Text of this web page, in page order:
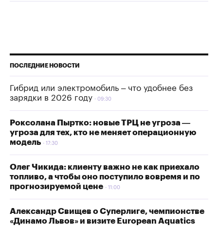
ПОСЛЕДНИЕ НОВОСТИ
Гибрид или электромобиль – что удобнее без
зарядки в 2026 году
09:30
Роксолана Пыртко: новые ТРЦ не угроза —
угроза для тех, кто не меняет операционную
модель
17:30
Олег Чикида: клиенту важно не как приехало
топливо, а чтобы оно поступило вовремя и по
прогнозируемой цене
11:00
Александр Свищев о Суперлиге, чемпионстве
«Динамо Львов» и визите European Aquatics